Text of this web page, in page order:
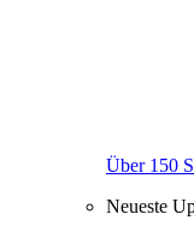
Über 150
Neueste